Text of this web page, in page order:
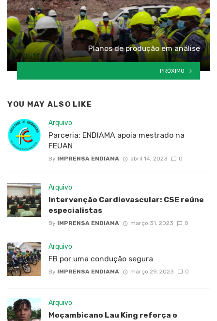
Planos de produção em análise
PRÓXIMO
YOU MAY ALSO LIKE
Arquivo
Parceria: ENDIAMA apoia mestrado na
FEUAN
By IMPRENSA ENDIAMA abril 14, 2023 0
Arquivo
Intervenção Cardiovascular: CSE reúne
especialistas
By IMPRENSA ENDIAMA março 31, 2023 0
Arquivo
FB por uma condução segura
By IMPRENSA ENDIAMA março 29, 2023 0
Arquivo
Moçambicano Lau King reforça o